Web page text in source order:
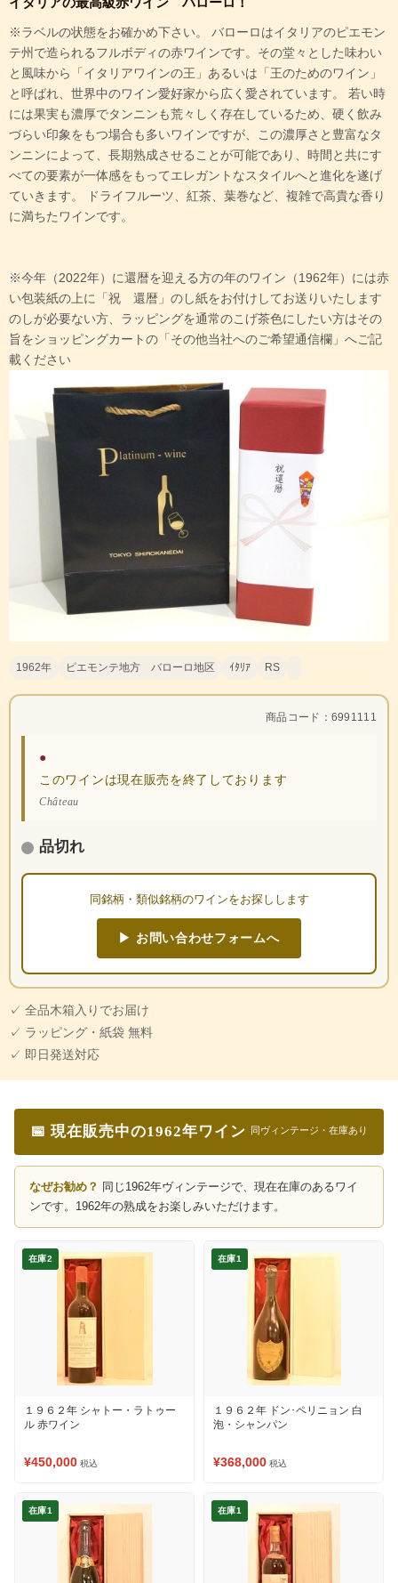
※ラベルの状態をお確かめ下さい。 バローロはイタリアのピエモン
テ州で造られるフルボディの赤ワインです。その堂々とした味わい
と風味から「イタリアワインの王」あるいは「王のためのワイン」
と呼ばれ、世界中のワイン愛好家から広く愛されています。 若い時
には果実も濃厚でタンニンも荒々しく存在しているため、硬く飲み
づらい印象をもつ場合も多いワインですが、この濃厚さと豊富なタ
ンニンによって、長期熟成させることが可能であり、時間と共にす
べての要素が一体感をもってエレガントなスタイルへと進化を遂げ
ていきます。 ドライフルーツ、紅茶、葉巻など、複雑で高貴な香り
に満ちたワインです。
※今年（2022年）に還暦を迎える方の年のワイン（1962年）には赤
い包装紙の上に「祝 還暦」のし紙をお付けしてお送りいたします
のしが必要ない方、ラッピングを通常のこげ茶色にしたい方はその
旨をショッピングカートの「その他当社へのご希望通信欄」へご記
載ください
1962年 ピエモンテ地方 バローロ地区 ｲﾀﾘｱ RS
商品コード：6991111
●
このワインは現在販売を終了しております
Château
品切れ
同銘柄・類似銘柄のワインをお探しします
▶ お問い合わせフォームへ
✓ 全品木箱入りでお届け
✓ ラッピング・紙袋 無料
✓ 即日発送対応
📅 現在販売中の1962年ワイン 同ヴィンテージ・在庫あり
なぜお勧め？ 同じ1962年ヴィンテージで、現在在庫のあるワイ
ンです。1962年の熟成をお楽しみいただけます。
在庫2
１９６２年 シャトー・ラトゥー
ル 赤ワイン
¥450,000 税込
在庫1
１９６２年 ドン･ペリニョン 白
泡・シャンパン
¥368,000 税込
在庫1 在庫1